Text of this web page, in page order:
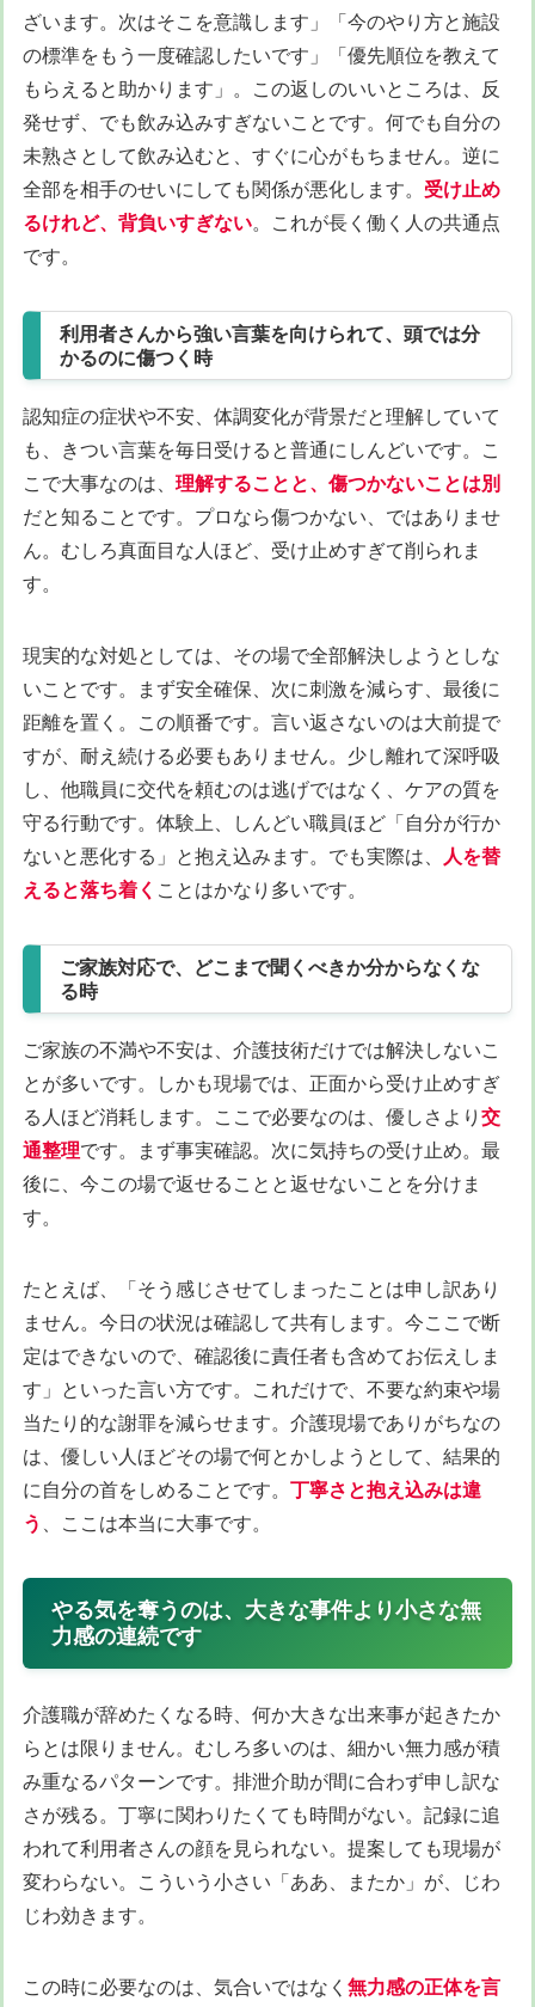
ざいます。次はそこを意識します」「今のやり方と施設
の標準をもう一度確認したいです」「優先順位を教えて
もらえると助かります」。この返しのいいところは、反
発せず、でも飲み込みすぎないことです。何でも自分の
未熟さとして飲み込むと、すぐに心がもちません。逆に
全部を相手のせいにしても関係が悪化します。 受け止め
るけれど、背負いすぎない。これが長く働く人の共通点
です。
利用者さんから強い言葉を向けられて、頭では分
かるのに傷つく時
認知症の症状や不安、体調変化が背景だと理解していて
も、きつい言葉を毎日受けると普通にしんどいです。こ
こで大事なのは、 理解することと、傷つかないことは別
だと知ることです。プロなら傷つかない、ではありませ
ん。むしろ真面目な人ほど、受け止めすぎて削られま
す。
現実的な対処としては、その場で全部解決しようとしな
いことです。まず安全確保、次に刺激を減らす、最後に
距離を置く。この順番です。言い返さないのは大前提で
すが、耐え続ける必要もありません。少し離れて深呼吸
し、他職員に交代を頼むのは逃げではなく、ケアの質を
守る行動です。体験上、しんどい職員ほど「自分が行か
ないと悪化する」と抱え込みます。でも実際は、 人を替
えると落ち着く ことはかなり多いです。
ご家族対応で、どこまで聞くべきか分からなくな
る時
ご家族の不満や不安は、介護技術だけでは解決しないこ
とが多いです。しかも現場では、正面から受け止めすぎ
る人ほど消耗します。ここで必要なのは、優しさより 交
通整理です。まず事実確認。次に気持ちの受け止め。最
後に、今この場で返せることと返せないことを分けま
す。
たとえば、「そう感じさせてしまったことは申し訳あり
ません。今日の状況は確認して共有します。今ここで断
定はできないので、確認後に責任者も含めてお伝えしま
す」といった言い方です。これだけで、不要な約束や場
当たり的な謝罪を減らせます。介護現場でありがちなの
は、優しい人ほどその場で何とかしようとして、結果的
に自分の首をしめることです。 丁寧さと抱え込みは違
う 、ここは本当に大事です。
やる気を奪うのは、大きな事件より小さな無
力感の連続です
介護職が辞めたくなる時、何か大きな出来事が起きたか
らとは限りません。むしろ多いのは、細かい無力感が積
み重なるパターンです。排泄介助が間に合わず申し訳な
さが残る。丁寧に関わりたくても時間がない。記録に追
われて利用者さんの顔を見られない。提案しても現場が
変わらない。こういう小さい「ああ、またか」が、じわ
じわ効きます。
この時に必要なのは、気合いではなく 無力感の正体を言